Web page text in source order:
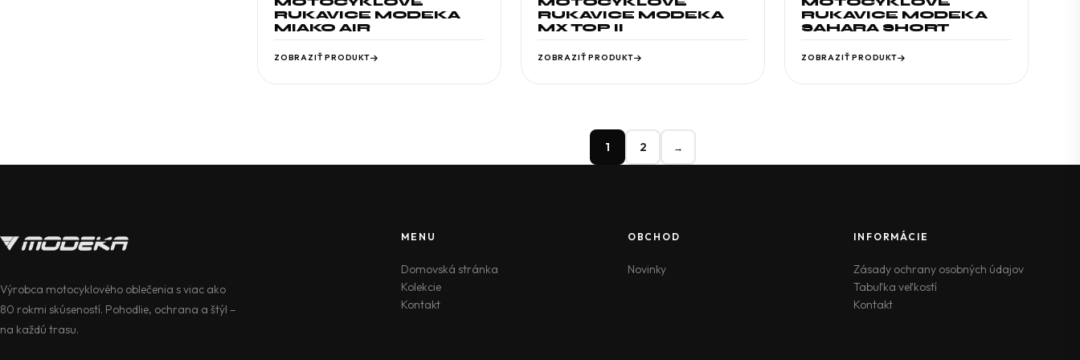
RUKAVICE MODEKA
MIAKO AIR
ZOBRAZIŤ PRODUKT
RUKAVICE MODEKA
MX TOP II
ZOBRAZIŤ PRODUKT
RUKAVICE MODEKA
SAHARA SHORT
ZOBRAZIŤ PRODUKT
1 2 →
Výrobca motocyklového oblečenia s viac ako
80 rokmi skúseností. Pohodlie, ochrana a štýl –
na každú trasu.
MENU
Domovská stránka
Kolekcie
Kontakt
OBCHOD
Novinky
INFORMÁCIE
Zásady ochrany osobných údajov
Tabuľka veľkostí
Kontakt